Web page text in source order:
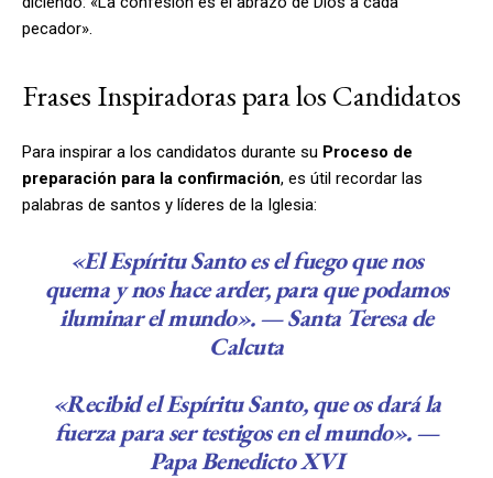
pecador».
Frases Inspiradoras para los Candidatos
Para inspirar a los candidatos durante su Proceso de
preparación para la confirmación, es útil recordar las
palabras de santos y líderes de la Iglesia:
«El Espíritu Santo es el fuego que nos
quema y nos hace arder, para que podamos
iluminar el mundo». — Santa Teresa de
Calcuta
«Recibid el Espíritu Santo, que os dará la
fuerza para ser testigos en el mundo». —
Papa Benedicto XVI